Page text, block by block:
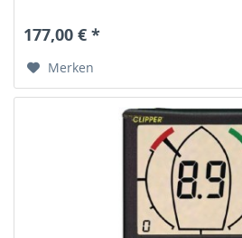
177,00 € *
Merken